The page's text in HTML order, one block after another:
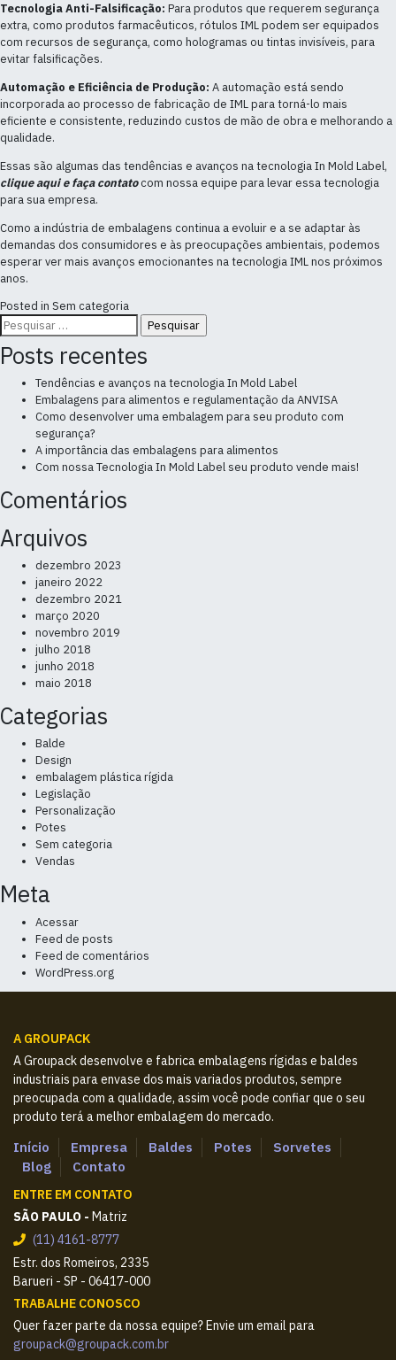
Tecnologia Anti-Falsificação: Para produtos que requerem segurança
extra, como produtos farmacêuticos, rótulos IML podem ser equipados
com recursos de segurança, como hologramas ou tintas invisíveis, para
evitar falsificações.
Automação e Eficiência de Produção: A automação está sendo
incorporada ao processo de fabricação de IML para torná-lo mais
eficiente e consistente, reduzindo custos de mão de obra e melhorando a
qualidade.
Essas são algumas das tendências e avanços na tecnologia In Mold Label,
clique aqui e faça contatocom nossa equipe para levar essa tecnologia
para sua empresa.
Como a indústria de embalagens continua a evoluir e a se adaptar às
demandas dos consumidores e às preocupações ambientais, podemos
esperar ver mais avanços emocionantes na tecnologia IML nos próximos
anos.
Posted in Sem categoria
Pesquisar
por:
Posts recentes
Tendências e avanços na tecnologia In Mold Label
Embalagens para alimentos e regulamentação da ANVISA
Como desenvolver uma embalagem para seu produto com
segurança?
A importância das embalagens para alimentos
Com nossa Tecnologia In Mold Label seu produto vende mais!
Comentários
Arquivos
dezembro 2023
janeiro 2022
dezembro 2021
março 2020
novembro 2019
julho 2018
junho 2018
maio 2018
Categorias
Balde
Design
embalagem plástica rígida
Legislação
Personalização
Potes
Sem categoria
Vendas
Meta
Acessar
Feed de posts
Feed de comentários
WordPress.org
A GROUPACK
A Groupack desenvolve e fabrica embalagens rígidas e baldes
industriais para envase dos mais variados produtos, sempre
preocupada com a qualidade, assim você pode confiar que o seu
produto terá a melhor embalagem do mercado.
Início Empresa Baldes Potes
Sorvetes
Blog
Contato
ENTRE EM CONTATO
SÃO PAULO - Matriz
(11) 4161-8777
Estr. dos Romeiros, 2335
Barueri - SP - 06417-000
TRABALHE CONOSCO
Quer fazer parte da nossa equipe? Envie um email para
groupack@groupack.com.br